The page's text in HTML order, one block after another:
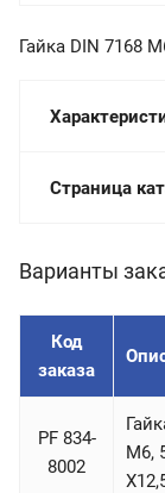
Гайка DIN 7168
Страница
Варианты
Код
заказа
PF 834-
8002
М6,